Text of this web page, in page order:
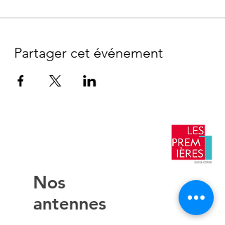
Partager cet événement
​Nos
antennes